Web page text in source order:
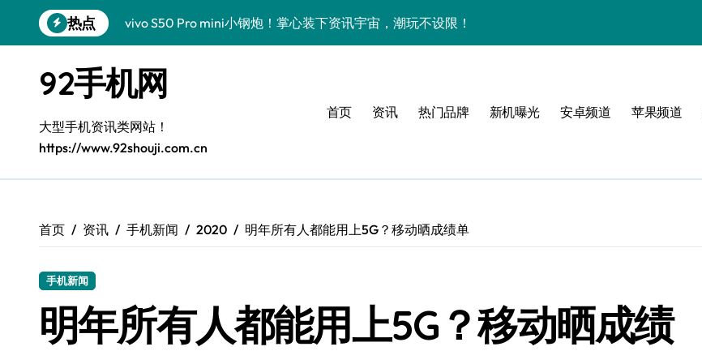
到
热点
vivo S50 Pro mini小钢炮！掌心装下资讯宇宙，潮玩不设限！
数码潮人揭秘！三星Galaxy Z Fold7手机管家新亮点抢先瞅
S25 Ultra颜值炸裂！定制主题潮翻天
S24+震撼登场，玩转手机美学新姿势！
S26+颜值暴击！机皇美颜秘籍大公开
三星S26上头！个性潮玩美到炸裂
92手机网
大型手机资讯类网站！
https://www.92shouji.com.cn
首页 资讯 热门品牌 新机曝光 安卓频道 苹果频道
首页 资讯 手机新闻 2020 明年所有人都能用上5G？移动晒成绩单
手机新闻
明年所有人都能用上5G？移动晒成绩